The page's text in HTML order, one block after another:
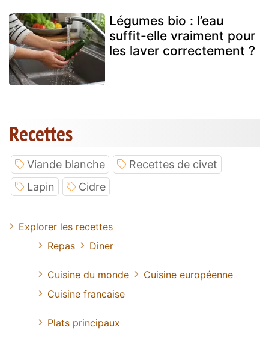
Légumes bio : l’eau
suffit-elle vraiment pour
les laver correctement ?
Recettes
Viande blanche
Recettes de civet
Lapin
Cidre
Explorer les recettes
Repas
Diner
Cuisine du monde
Cuisine européenne
Cuisine francaise
Plats principaux